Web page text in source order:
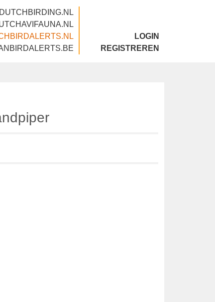
DUTCHBIRDING.NL
DUTCHAVIFAUNA.NL
LOGIN
REGISTREREN